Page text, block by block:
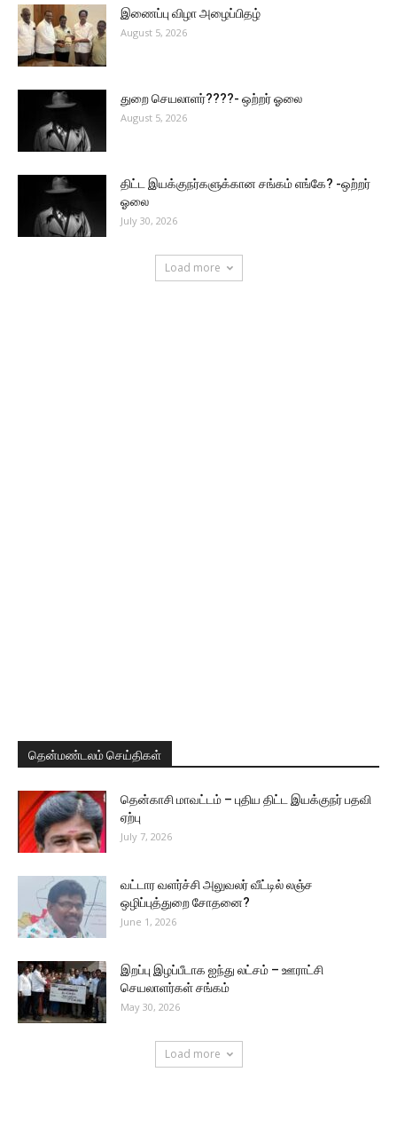
இணைப்பு விழா அழைப்பிதழ்
August 5, 2026
துறை செயலாளர்????- ஒற்றர் ஓலை
August 5, 2026
திட்ட இயக்குநர்களுக்கான சங்கம் எங்கே? -ஒற்றர்
ஓலை
July 30, 2026
Load more
தென்மண்டலம் செய்திகள்
தென்காசி மாவட்டம் – புதிய திட்ட இயக்குநர் பதவி
ஏற்பு
July 7, 2026
வட்டார வளர்ச்சி அலுவலர் வீட்டில் லஞ்ச
ஒழிப்புத்துறை சோதனை?
June 1, 2026
இறப்பு இழப்பீடாக ஐந்து லட்சம் – ஊராட்சி
செயலாளர்கள் சங்கம்
May 30, 2026
Load more